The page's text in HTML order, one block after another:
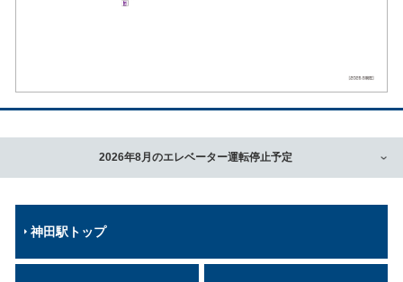
2026年8月のエレベーター運転停止予定
神田駅トップ